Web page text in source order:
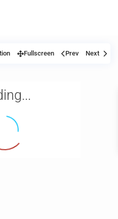
Fullscreen Prev Next